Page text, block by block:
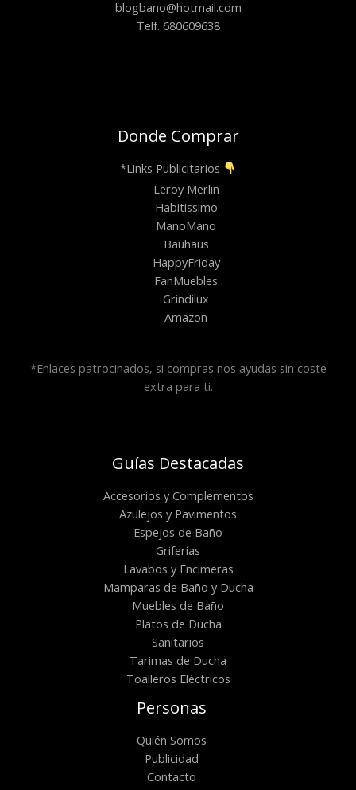
blogbano@hotmail.com
Telf. 680609638
Donde Comprar
*Links Publicitarios
Leroy Merlin
Habitissimo
ManoMano
Bauhaus
HappyFriday
FanMuebles
Grindilux
Amazon
*Enlaces patrocinados, si compras nos ayudas sin coste
extra para ti.
Guías Destacadas
Accesorios y Complementos
Azulejos y Pavimentos
Espejos de Baño
Griferías
Lavabos y Encimeras
Mamparas de Baño y Ducha
Muebles de Baño
Platos de Ducha
Sanitarios
Tarimas de Ducha
Toalleros Eléctricos
Personas
Quién Somos
Publicidad
Contacto